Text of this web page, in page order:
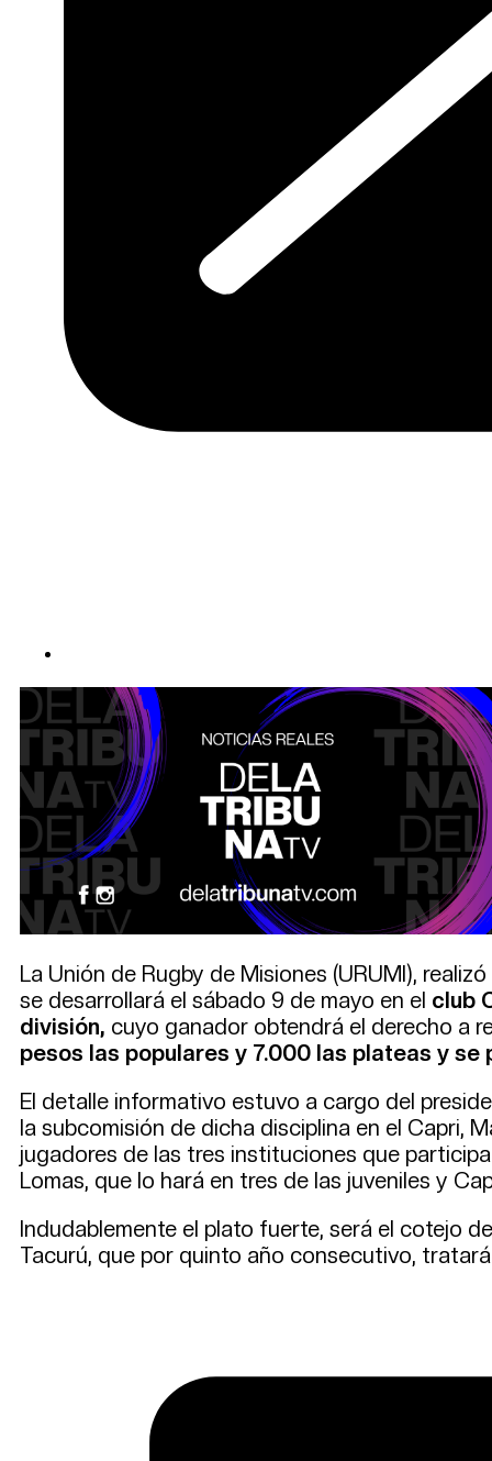
La Unión de Rugby de Misiones (URUMI),
se desarrollará el sábado 9 de mayo en el club
división, cuyo ganador obtendrá el derecho a
pesos las populares y 7.000 las plateas y
El detalle informativo estuvo a cargo del
la subcomisión de dicha disciplina en el Capri,
jugadores de las tres instituciones que
Lomas, que lo hará en tres de las juveniles y
Indudablemente el plato fuerte, será el cotejo
Tacurú, que por quinto año consecutivo,